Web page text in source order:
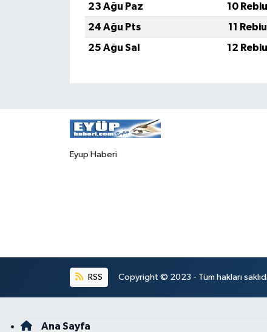
23 Ağu Paz
10
24 Ağu Pts
11
25 Ağu Sal
12
Eyup Haberi
RSS Copyright © 2023 - Tüm hakları
Ana Sayfa